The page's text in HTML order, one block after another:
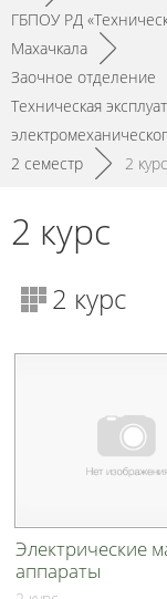
ГБПОУ РД
Махачкала
►
Заочное отделение
Техническая
2 семестр
► 2 курс
2 курс
2 курс
Электрические
аппараты